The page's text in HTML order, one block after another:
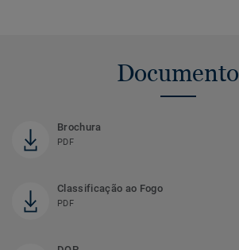
Documento
Brochura
PDF
Classificação ao Fogo
PDF